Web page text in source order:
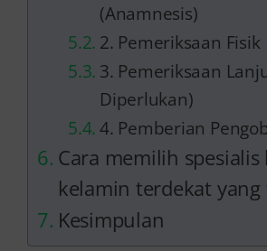
(Anamnesis)
2. Pemeriksaan Fisik
3. Pemeriksaan
Diperlukan)
4. Pemberian
Cara memilih
kelamin terdekat yang
Kesimpulan